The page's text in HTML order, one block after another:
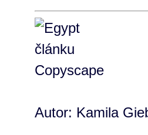
Autor: Kamila